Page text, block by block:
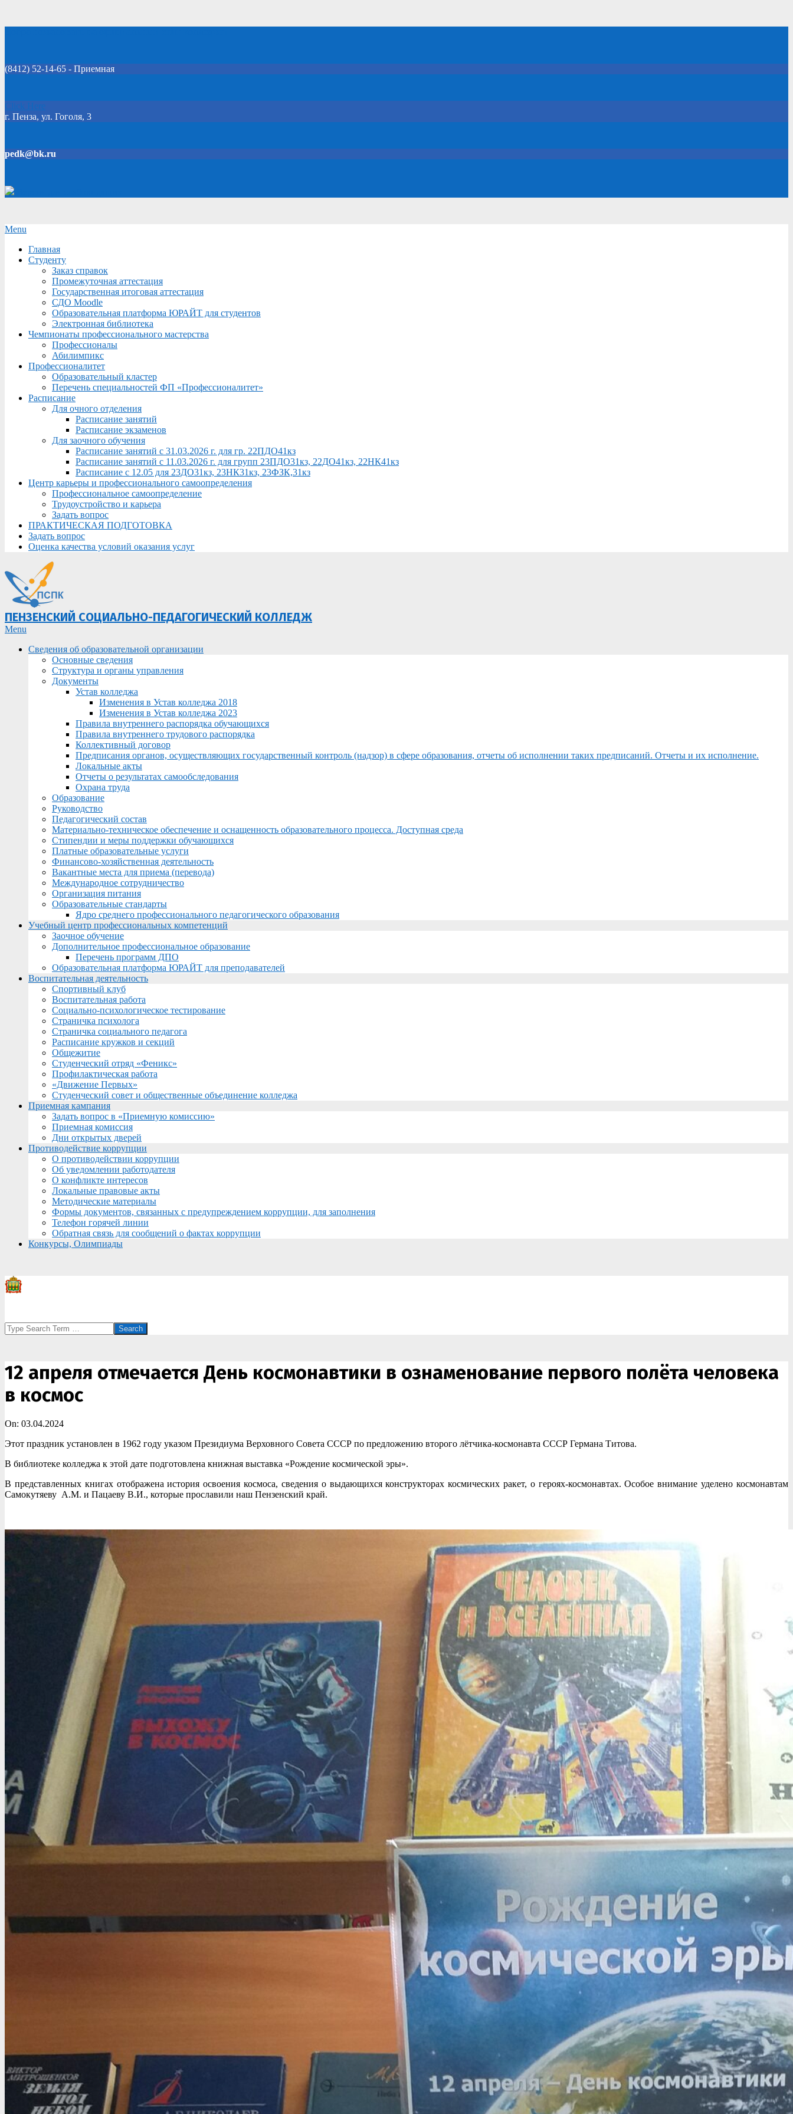
(8412) 52-14-65 - Приемная
Click Here
г. Пенза, ул. Гоголя, 3
pedk@bk.ru
Secondary
Menu
Menu
Главная
Студенту
Заказ справок
Промежуточная аттестация
Государственная итоговая аттестация
СДО Moodle
Образовательная платформа ЮРАЙТ для студентов
Электронная библиотека
Чемпионаты профессионального мастерства
Профессионалы
Абилимпикс
Профессионалитет
Образовательный кластер
Перечень специальностей ФП «Профессионалитет»
Расписание
Для очного отделения
Расписание занятий
Расписание экзаменов
Для заочного обучения
Расписание занятий с 31.03.2026 г. для гр. 22ПДО41кз
Расписание занятий с 11.03.2026 г. для групп 23ПДО31кз, 22ДО41кз, 22НК41кз
Расписание с 12.05 для 23ДО31кз, 23НК31кз, 23ФЗК,31кз
Центр карьеры и профессионального самоопределения
Профессиональное самоопределение
Трудоустройство и карьера
Задать вопрос
ПРАКТИЧЕСКАЯ ПОДГОТОВКА
Задать вопрос
Оценка качества условий оказания услуг
ПЕНЗЕНСКИЙ СОЦИАЛЬНО-ПЕДАГОГИЧЕСКИЙ КОЛЛЕДЖ
Primary
Menu
Menu
Сведения об образовательной организации
Основные сведения
Структура и органы управления
Документы
Устав колледжа
Изменения в Устав колледжа 2018
Изменения в Устав колледжа 2023
Правила внутреннего распорядка обучающихся
Правила внутреннего трудового распорядка
Коллективный договор
Предписания органов, осуществляющих государственный контроль (надзор) в сфере образования, отчеты об исполнении таких предписаний. Отчеты и их исполнение.
Локальные акты
Отчеты о результатах самообследования
Охрана труда
Образование
Руководство
Педагогический состав
Материально-техническое обеспечение и оснащенность образовательного процесса. Доступная среда
Стипендии и меры поддержки обучающихся
Платные образовательные услуги
Финансово-хозяйственная деятельность
Вакантные места для приема (перевода)
Международное сотрудничество
Организация питания
Образовательные стандарты
Ядро среднего профессионального педагогического образования
Учебный центр профессиональных компетенций
Заочное обучение
Дополнительное профессиональное образование
Перечень программ ДПО
Образовательная платформа ЮРАЙТ для преподавателей
Воспитательная деятельность
Спортивный клуб
Воспитательная работа
Социально-психологическое тестирование
Страничка психолога
Страничка социального педагога
Расписание кружков и секций
Общежитие
Студенческий отряд «Феникс»
Профилактическая работа
«Движение Первых»
Студенческий совет и общественные объединение колледжа
Приемная кампания
Задать вопрос в «Приемную комиссию»
Приемная комиссия
Дни открытых дверей
Противодействие коррупции
О противодействии коррупции
Об уведомлении работодателя
О конфликте интересов
Локальные правовые акты
Методические материалы
Формы документов, связанных с предупреждением коррупции, для заполнения
Телефон горячей линии
Обратная связь для сообщений о фактах коррупции
Конкурсы, Олимпиады
Search
12 апреля отмечается День космонавтики в ознаменование первого полёта человека
в космос
On: 03.04.2024
Этот праздник установлен в 1962 году указом Президиума Верховного Совета СССР по предложению второго лётчика-космонавта СССР Германа Титова.
В библиотеке колледжа к этой дате подготовлена книжная выставка «Рождение космической эры».
В представленных книгах отображена история освоения космоса, сведения о выдающихся конструкторах космических ракет, о героях-космонавтах. Особое внимание уделено космонавтам
Самокутяеву А.М. и Пацаеву В.И., которые прославили наш Пензенский край.